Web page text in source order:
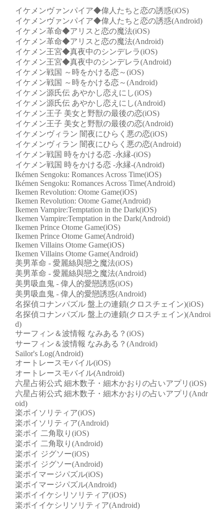
イケメンヴァンパイア◆偉人たちと恋の誘惑(iOS)
イケメンヴァンパイア◆偉人たちと恋の誘惑(Android)
イケメン革命◆アリスと恋の魔法(iOS)
イケメン革命◆アリスと恋の魔法(Android)
イケメン王宮◆真夜中のシンデレラ(iOS)
イケメン王宮◆真夜中のシンデレラ(Android)
イケメン戦国 ～時をかける恋～(iOS)
イケメン戦国 ～時をかける恋～(Android)
イケメン源氏伝 あやかし恋えにし(iOS)
イケメン源氏伝 あやかし恋えにし(Android)
イケメン王子 美女と野獣の最後の恋(iOS)
イケメン王子 美女と野獣の最後の恋(Android)
イケメンヴィラン 闇夜にひらく悪の恋(iOS)
イケメンヴィラン 闇夜にひらく悪の恋(Android)
イケメン戦国 時をかける恋 -永縁-(iOS)
イケメン戦国 時をかける恋 -永縁-(Android)
Ikémen Sengoku: Romances Across Time(iOS)
Ikémen Sengoku: Romances Across Time(Android)
Ikemen Revolution: Otome Game(iOS)
Ikemen Revolution: Otome Game(Android)
Ikemen Vampire:Temptation in the Dark(iOS)
Ikemen Vampire:Temptation in the Dark(Android)
Ikemen Prince Otome Game(iOS)
Ikemen Prince Otome Game(Android)
Ikemen Villains Otome Game(iOS)
Ikemen Villains Otome Game(Android)
美男革命 - 愛麗絲與戀之魔法(iOS)
美男革命 - 愛麗絲與戀之魔法(Android)
美男吸血鬼 - 偉人的愛戀誘惑(iOS)
美男吸血鬼 - 偉人的愛戀誘惑(Android)
名探偵コナンパズル 盤上の連鎖(クロスチェイン)(iOS)
名探偵コナンパズル 盤上の連鎖(クロスチェイン)(Androi
d)
サーフィン＆波情報 なみある？(iOS)
サーフィン＆波情報 なみある？(Android)
Sailor's Log(Android)
オートレースモバイル(iOS)
オートレースモバイル(Android)
六星占術公式 細木数子・細木かおりの占いアプリ(iOS)
六星占術公式 細木数子・細木かおりの占いアプリ(Andr
oid)
楽ポイソリティア(iOS)
楽ポイソリティア(Android)
楽ポイ 二角取り(iOS)
楽ポイ 二角取り(Android)
楽ポイ ジグソー(iOS)
楽ポイ ジグソー(Android)
楽ポイマージパズル(iOS)
楽ポイマージパズル(Android)
楽ポイイケシリソリティア(iOS)
楽ポイイケシリソリティア(Android)